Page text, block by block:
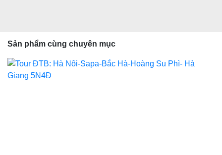
Sản phẩm cùng chuyên mục